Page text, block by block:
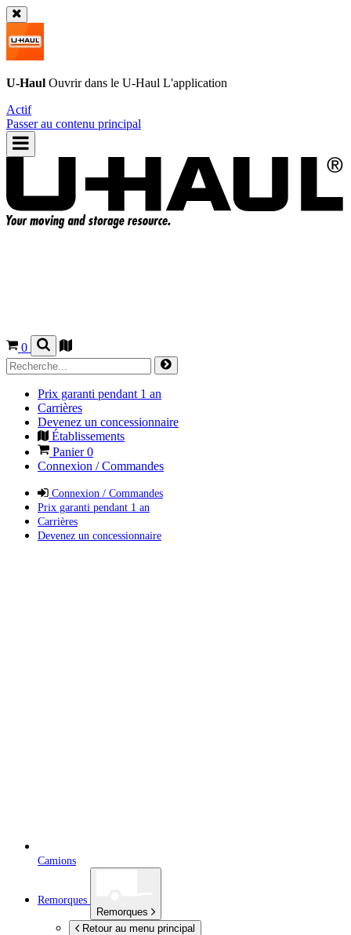
U-Haul Ouvrir dans le U-Haul L'application
Actif
Passer au contenu principal
0
Prix garanti pendant 1 an
Carrières
Devenez un concessionnaire
Établissements
Panier0
Connexion / Commandes
Connexion / Commandes
Prix garanti pendant 1 an
Carrières
Devenez un concessionnaire
Camions
Remorques
Remorques
Retour au menu principal